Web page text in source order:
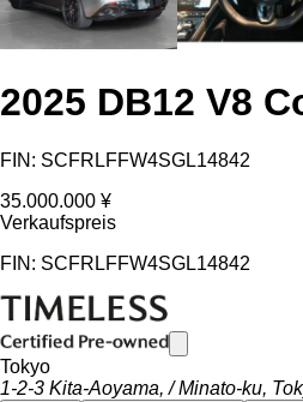
2025 DB12 V8
FIN: SCFRLFFW4SGL14842
35.000.000 ¥
Verkaufspreis
FIN: SCFRLFFW4SGL14842
Tokyo
1-2-3 Kita-Aoyama, / Minato-ku,